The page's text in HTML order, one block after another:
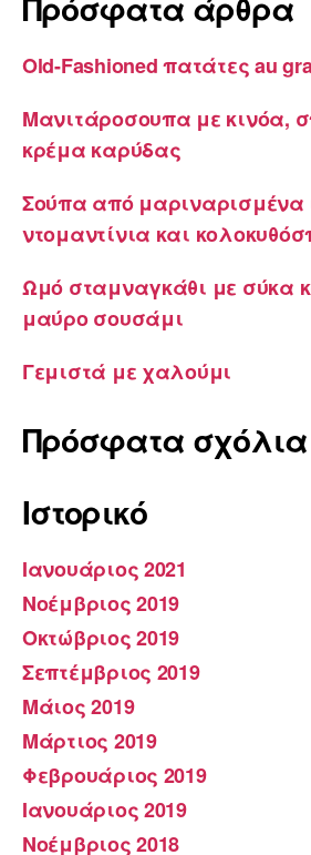
Old-Fashioned πατάτες au
Μανιτάροσουπα με κινόα,
κρέμα καρύδας
Σούπα από μαριναρισμένα
ντομαντίνια και
Ωμό σταμναγκάθι με σύκα
μαύρο σουσάμι
Γεμιστά με χαλούμι
Πρόσφατα σχόλια
Ιστορικό
Ιανουάριος 2021
Νοέμβριος 2019
Οκτώβριος 2019
Σεπτέμβριος 2019
Μάιος 2019
Μάρτιος 2019
Φεβρουάριος 2019
Ιανουάριος 2019
Νοέμβριος 2018